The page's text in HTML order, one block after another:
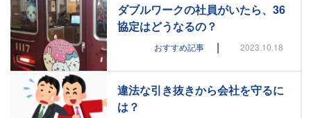
ダブルワークの社員がいたら、36
協定はどうなるの？
おすすめ記事 | 2023.10.18
違法な引き抜きから会社を守るに
は？